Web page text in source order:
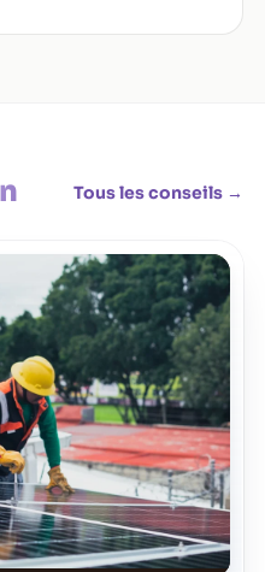
Tous les conseils →